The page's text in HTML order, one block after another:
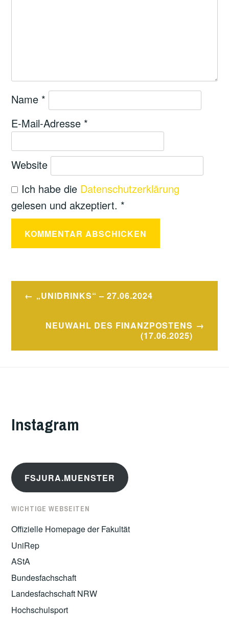
Name *
E-Mail-Adresse *
Website
Ich habe die Datenschutzerklärung
gelesen und akzeptiert. *
Beitragsnavigation
„UNIDRINKS“ – 27.06.2024
NEUWAHL DES FINANZPOSTENS
(17.06.2025)
Instagram
FSJURA.MUENSTER
WICHTIGE WEBSEITEN
Offizielle Homepage der Fakultät
UniRep
AStA
Bundesfachschaft
Landesfachschaft NRW
Hochschulsport